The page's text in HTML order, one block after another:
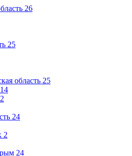
26
25
область 25
14
2
24
2
24